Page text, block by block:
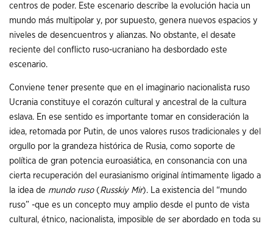
centros de poder. Este escenario describe la evolución hacia un
mundo más multipolar y, por supuesto, genera nuevos espacios y
niveles de desencuentros y alianzas. No obstante, el desate
reciente del conflicto ruso-ucraniano ha desbordado este
escenario.
Conviene tener presente que en el imaginario nacionalista ruso
Ucrania constituye el corazón cultural y ancestral de la cultura
eslava. En ese sentido es importante tomar en consideración la
idea, retomada por Putin, de unos valores rusos tradicionales y del
orgullo por la grandeza histórica de Rusia, como soporte de
política de gran potencia euroasiática, en consonancia con una
cierta recuperación del eurasianismo original íntimamente ligado a
la idea de mundo ruso (Russkiy Mir). La existencia del “mundo
ruso” -que es un concepto muy amplio desde el punto de vista
cultural, étnico, nacionalista, imposible de ser abordado en toda su